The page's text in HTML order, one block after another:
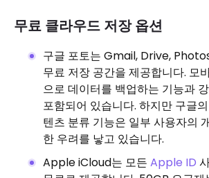
무료 클라우드 저장 옵션
구글 포토는 Gmail, Drive,
무료 저장 공간을 제공합니다. 모
으로 데이터를 백업하는 기능과
포함되어 있습니다. 하지만 구글
텐츠 분류 기능은 일부 사용자의
한 우려를 낳고 있습니다.
Apple iCloud는 모든 Apple ID